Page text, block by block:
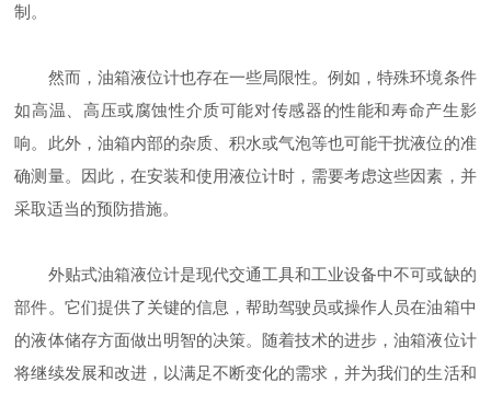
制。
然而，油箱液位计也存在一些局限性。例如，特殊环境条件
如高温、高压或腐蚀性介质可能对传感器的性能和寿命产生影
响。此外，油箱内部的杂质、积水或气泡等也可能干扰液位的准
确测量。因此，在安装和使用液位计时，需要考虑这些因素，并
采取适当的预防措施。
外贴式油箱液位计是现代交通工具和工业设备中不可或缺的
部件。它们提供了关键的信息，帮助驾驶员或操作人员在油箱中
的液体储存方面做出明智的决策。随着技术的进步，油箱液位计
将继续发展和改进，以满足不断变化的需求，并为我们的生活和